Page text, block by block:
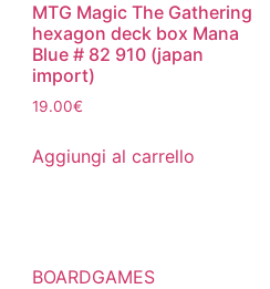
MTG Magic The Gathering
hexagon deck box Mana
Blue # 82 910 (japan
import)
19.00€
Aggiungi al carrello
BOARDGAMES